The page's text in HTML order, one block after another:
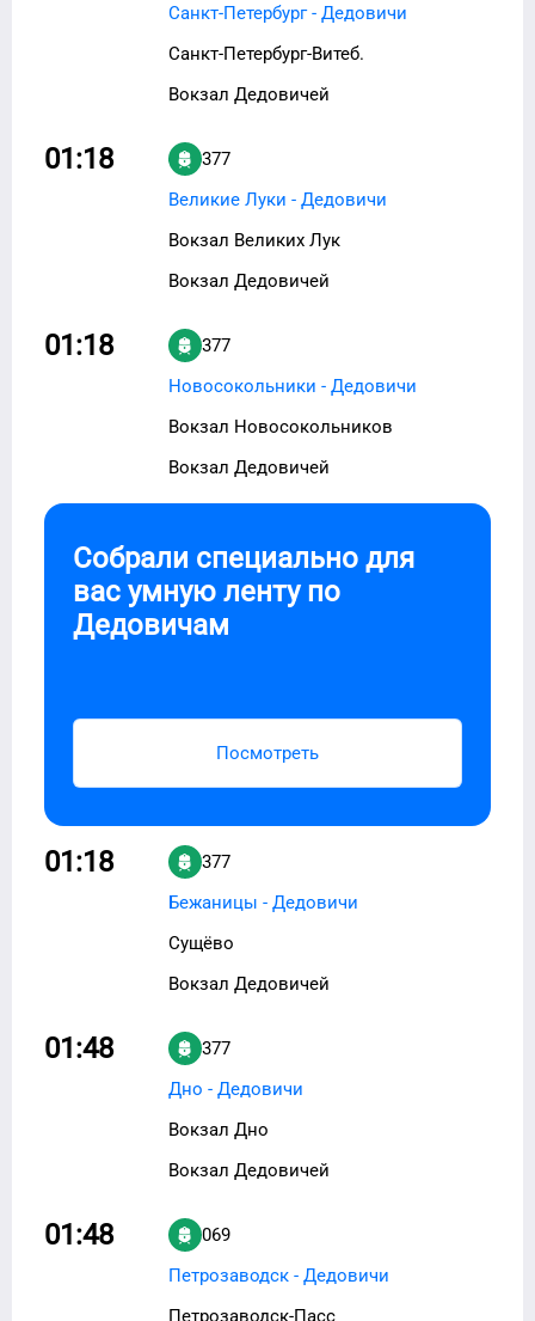
Санкт-Петербург - Дедовичи
Санкт-Петербург-Витеб.
Вокзал Дедовичей
01:18
377
Великие Луки - Дедовичи
Вокзал Великих Лук
Вокзал Дедовичей
01:18
377
Новосокольники - Дедовичи
Вокзал Новосокольников
Вокзал Дедовичей
Собрали специально для
вас умную ленту по
Дедовичам
Посмотреть
01:18
377
Бежаницы - Дедовичи
Сущёво
Вокзал Дедовичей
01:48
377
Дно - Дедовичи
Вокзал Дно
Вокзал Дедовичей
01:48
069
Петрозаводск - Дедовичи
Петрозаводск-Пасс